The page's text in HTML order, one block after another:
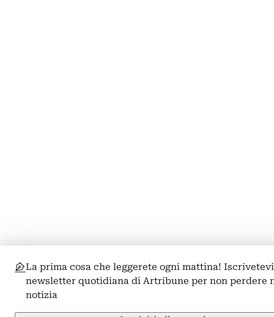
La prima cosa che leggerete ogni mattina!
newsletter quotidiana di Artribune per non perdere
notizia